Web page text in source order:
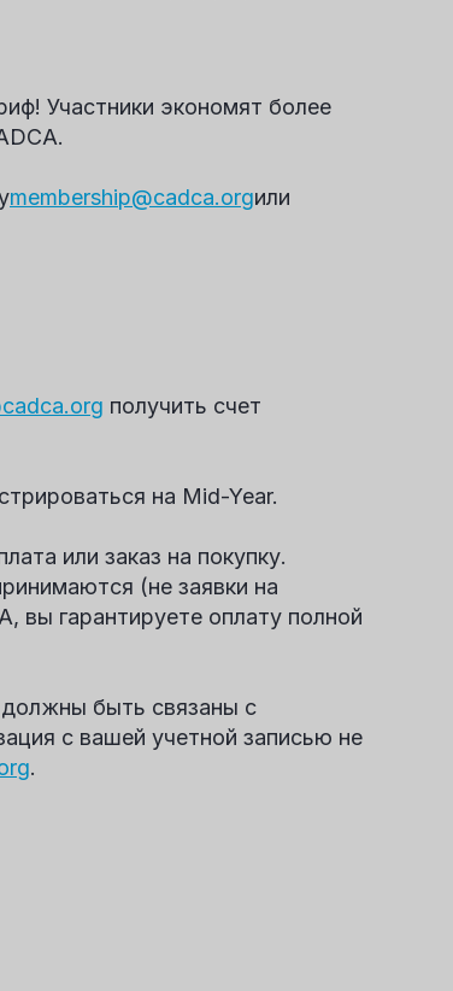
Участники экономят более
membership@cadca.orgили
получить счет
на Mid-Year.
или заказ на покупку.
(не заявки на
вы гарантируете оплату полной
быть связаны с
с вашей учетной записью не
.